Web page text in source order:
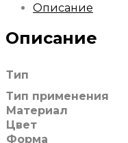
Описание
Описание
Тип
Тип применения
Материал
Цвет
Форма